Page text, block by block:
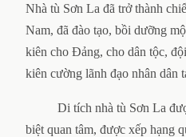
Nhà tù Sơn La đã trở thành
Nam, đã đào tạo, bồi dưỡng
kiên cho Đảng, cho dân tộc,
kiên cường lãnh đạo nhân dân
Di tích nhà tù Sơn La
biệt quan tâm, được xếp hạng